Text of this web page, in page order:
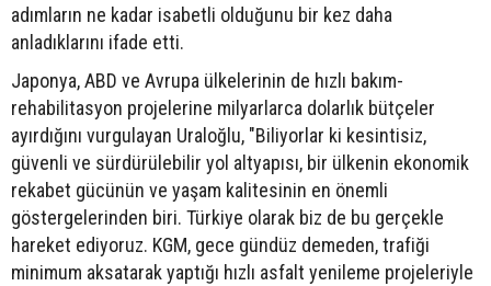
adımların ne kadar isabetli olduğunu bir kez daha
anladıklarını ifade etti.
Japonya, ABD ve Avrupa ülkelerinin de hızlı bakım-
rehabilitasyon projelerine milyarlarca dolarlık bütçeler
ayırdığını vurgulayan Uraloğlu, "Biliyorlar ki kesintisiz,
güvenli ve sürdürülebilir yol altyapısı, bir ülkenin ekonomik
rekabet gücünün ve yaşam kalitesinin en önemli
göstergelerinden biri. Türkiye olarak biz de bu gerçekle
hareket ediyoruz. KGM, gece gündüz demeden, trafiği
minimum aksatarak yaptığı hızlı asfalt yenileme projeleriyle